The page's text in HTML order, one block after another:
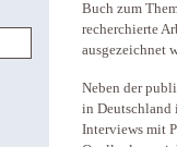
Buch zum
recherchierte
ausgezeichnet
Neben der
in Deutschland
Interviews mit